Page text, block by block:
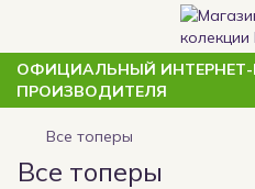
ОФИЦИАЛЬНЫЙ ИНТЕРНЕТ-
ПРОИЗВОДИТЕЛЯ
Все топеры
Все топеры